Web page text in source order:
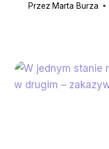
Przez Marta Burza